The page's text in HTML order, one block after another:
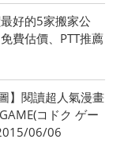
好的5家搬家公
費估價、PTT推薦
】閱讀超人氣漫畫
コドク ゲー
06/06